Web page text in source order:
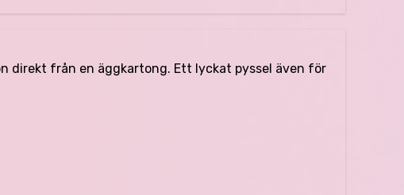
direkt från en äggkartong. Ett lyckat pyssel även för